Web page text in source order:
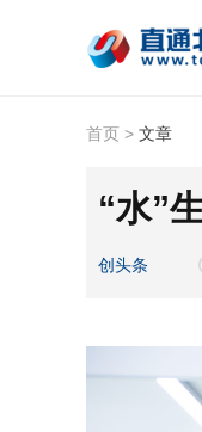
首页 > 文章
“水”
创头条